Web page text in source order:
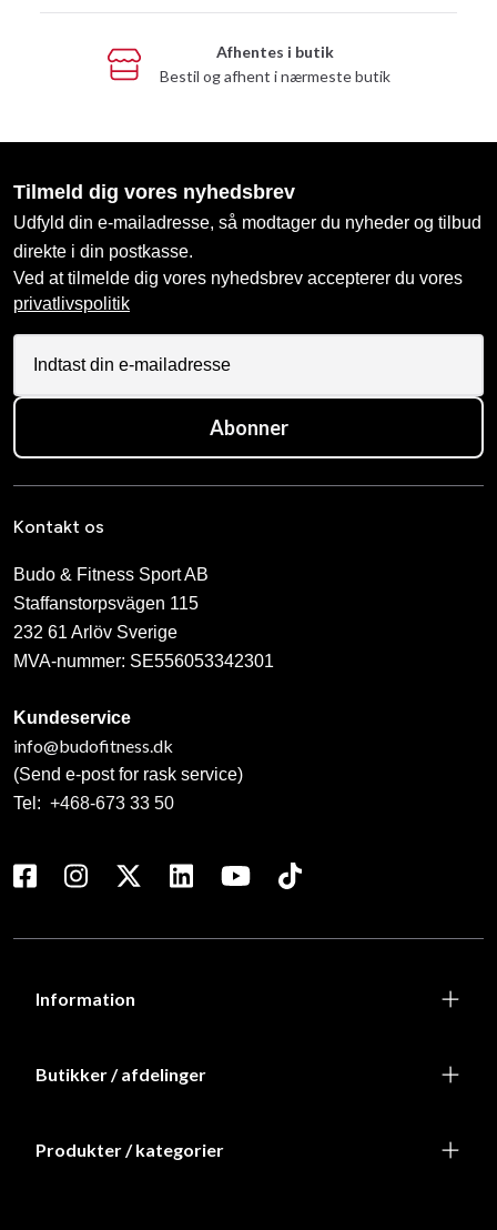
Afhentes i butik
Bestil og afhent i nærmeste butik
Tilmeld dig vores nyhedsbrev
Udfyld din e-mailadresse, så modtager du nyheder og tilbud
direkte i din postkasse.
Ved at tilmelde dig vores nyhedsbrev accepterer du vores
privatlivspolitik
Abonner
Kontakt os
Budo & Fitness Sport AB
Staffanstorpsvägen 115
232 61 Arlöv Sverige
MVA-nummer: SE556053342301
Kundeservice
info@budofitness.dk
(Send e-post for rask service)
Tel: +468-673 33 50
Information
Butikker / afdelinger
Produkter / kategorier